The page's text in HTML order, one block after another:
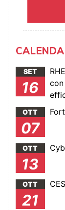
SET
16
OTT
07
OTT
13
OTT
21